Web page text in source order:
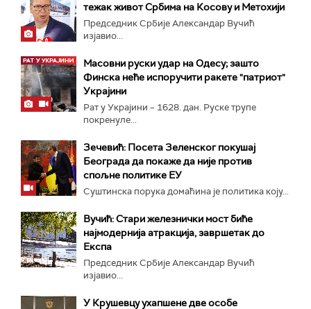
тежак живот Србима на Косову и Метохији
Председник Србије Александар Вучић
изјавио...
Масовни руски удар на Одесу; зашто
Финска неће испоручити ракете "патриот"
Украјини
Рат у Украјини – 1628. дан. Руске трупе
покренуле...
Зечевић: Посета Зеленског покушај
Београда да покаже да није против
спољне политике ЕУ
Суштинска порука домаћина је политика коју...
Вучић: Стари железнички мост биће
најмодернија атракција, завршетак до
Експа
Председник Србије Александар Вучић
изјавио...
У Крушевцу ухапшене две особе